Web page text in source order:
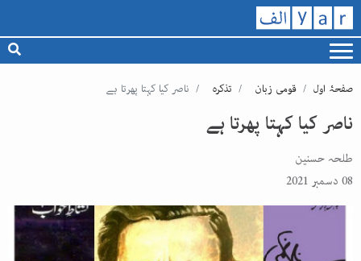
صفحۂ اول قومی زبان تذکرہ ناصر کیا کہتا پھرتا ہے
ناصر کیا کہتا پھرتا ہے
طلحہ حسنین
08 دسمبر 2021